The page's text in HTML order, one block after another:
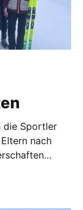
die Sportler
nach